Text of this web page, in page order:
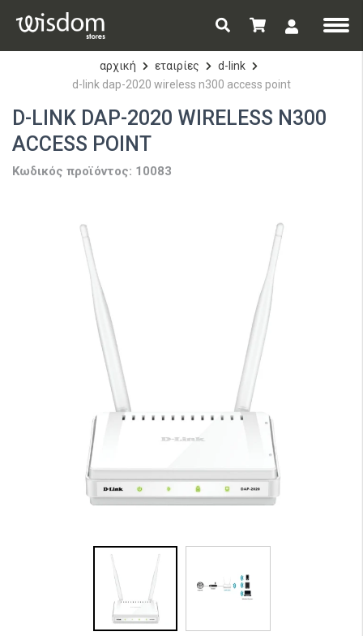
αρχική εταιρίες
d-link
d-link dap-2020 wireless n300 access point
D-LINK DAP-2020 WIRELESS N300
ACCESS POINT
Κωδικός προϊόντος: 10083